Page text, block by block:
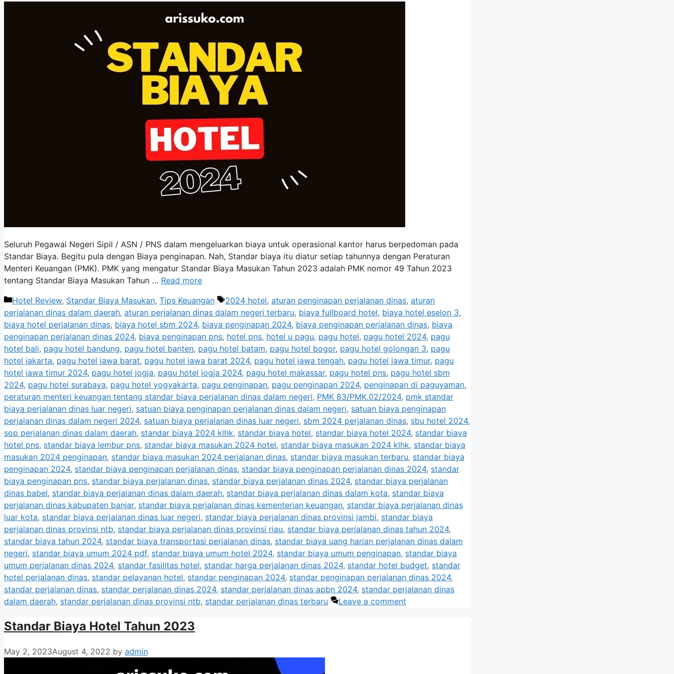
Seluruh Pegawai Negeri Sipil / ASN / PNS dalam mengeluarkan biaya untuk operasional kantor harus berpedoman pada
Standar Biaya. Begitu pula dengan Biaya penginapan. Nah, Standar biaya itu diatur setiap tahunnya dengan Peraturan
Menteri Keuangan (PMK). PMK yang mengatur Standar Biaya Masukan Tahun 2023 adalah PMK nomor 49 Tahun 2023
tentang Standar Biaya Masukan Tahun … Read more
Categories
Hotel Review, Standar Biaya Masukan, Tips Keuangan Tags
2024 hotel, aturan penginapan perjalanan dinas, aturan
perjalanan dinas dalam daerah, aturan perjalanan dinas dalam negeri terbaru, biaya fullboard hotel, biaya hotel eselon 3,
biaya hotel perjalanan dinas, biaya hotel sbm 2024, biaya penginapan 2024, biaya penginapan perjalanan dinas, biaya
penginapan perjalanan dinas 2024, biaya penginapan pns, hotel pns, hotel u pagu, pagu hotel, pagu hotel 2024, pagu
hotel bali, pagu hotel bandung, pagu hotel banten, pagu hotel batam, pagu hotel bogor, pagu hotel golongan 3, pagu
hotel jakarta, pagu hotel jawa barat, pagu hotel jawa barat 2024, pagu hotel jawa tengah, pagu hotel jawa timur, pagu
hotel jawa timur 2024, pagu hotel jogja, pagu hotel jogja 2024, pagu hotel makassar, pagu hotel pns, pagu hotel sbm
2024, pagu hotel surabaya, pagu hotel yogyakarta, pagu penginapan, pagu penginapan 2024, penginapan di paguyaman,
peraturan menteri keuangan tentang standar biaya perjalanan dinas dalam negeri, PMK 83/PMK.02/2024, pmk standar
biaya perjalanan dinas luar negeri, satuan biaya penginapan perjalanan dinas dalam negeri, satuan biaya penginapan
perjalanan dinas dalam negeri 2024, satuan biaya perjalanan dinas luar negeri, sbm 2024 perjalanan dinas, sbu hotel 2024,
sop perjalanan dinas dalam daerah, standar biaya 2024 klhk, standar biaya hotel, standar biaya hotel 2024, standar biaya
hotel pns, standar biaya lembur pns, standar biaya masukan 2024 hotel, standar biaya masukan 2024 klhk, standar biaya
masukan 2024 penginapan, standar biaya masukan 2024 perjalanan dinas, standar biaya masukan terbaru, standar biaya
penginapan 2024, standar biaya penginapan perjalanan dinas, standar biaya penginapan perjalanan dinas 2024, standar
biaya penginapan pns, standar biaya perjalanan dinas, standar biaya perjalanan dinas 2024, standar biaya perjalanan
dinas babel, standar biaya perjalanan dinas dalam daerah, standar biaya perjalanan dinas dalam kota, standar biaya
perjalanan dinas kabupaten banjar, standar biaya perjalanan dinas kementerian keuangan, standar biaya perjalanan dinas
luar kota, standar biaya perjalanan dinas luar negeri, standar biaya perjalanan dinas provinsi jambi, standar biaya
perjalanan dinas provinsi ntb, standar biaya perjalanan dinas provinsi riau, standar biaya perjalanan dinas tahun 2024,
standar biaya tahun 2024, standar biaya transportasi perjalanan dinas, standar biaya uang harian perjalanan dinas dalam
negeri, standar biaya umum 2024 pdf, standar biaya umum hotel 2024, standar biaya umum penginapan, standar biaya
umum perjalanan dinas 2024, standar fasilitas hotel, standar harga perjalanan dinas 2024, standar hotel budget, standar
hotel perjalanan dinas, standar pelayanan hotel, standar penginapan 2024, standar penginapan perjalanan dinas 2024,
standar perjalanan dinas, standar perjalanan dinas 2024, standar perjalanan dinas apbn 2024, standar perjalanan dinas
dalam daerah, standar perjalanan dinas provinsi ntb, standar perjalanan dinas terbaru Leave a comment
Standar Biaya Hotel Tahun 2023
May 2, 2023August 4, 2022 by admin